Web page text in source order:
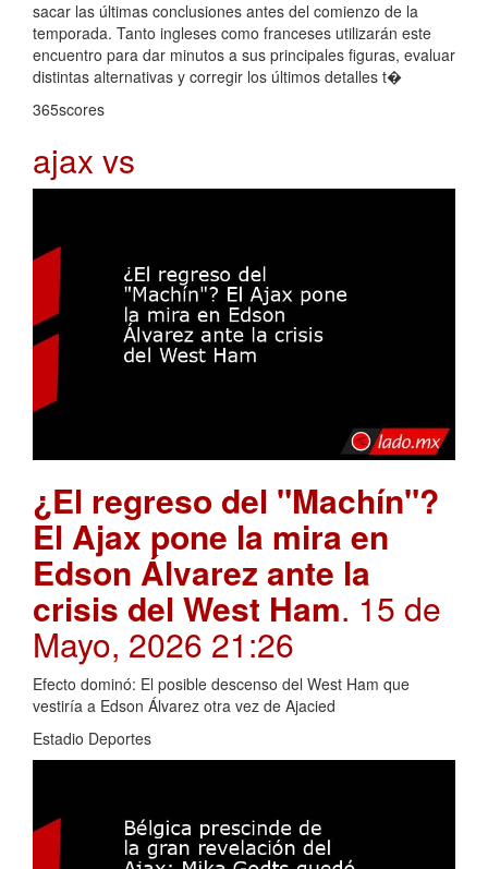
sacar las últimas conclusiones antes del comienzo de la
temporada. Tanto ingleses como franceses utilizarán este
encuentro para dar minutos a sus principales figuras, evaluar
distintas alternativas y corregir los últimos detalles t�
365scores
ajax vs
¿El regreso del "Machín"?
El Ajax pone la mira en
Edson Álvarez ante la
crisis del West Ham. 15 de
Mayo, 2026 21:26
Efecto dominó: El posible descenso del West Ham que
vestiría a Edson Álvarez otra vez de Ajacied
Estadio Deportes